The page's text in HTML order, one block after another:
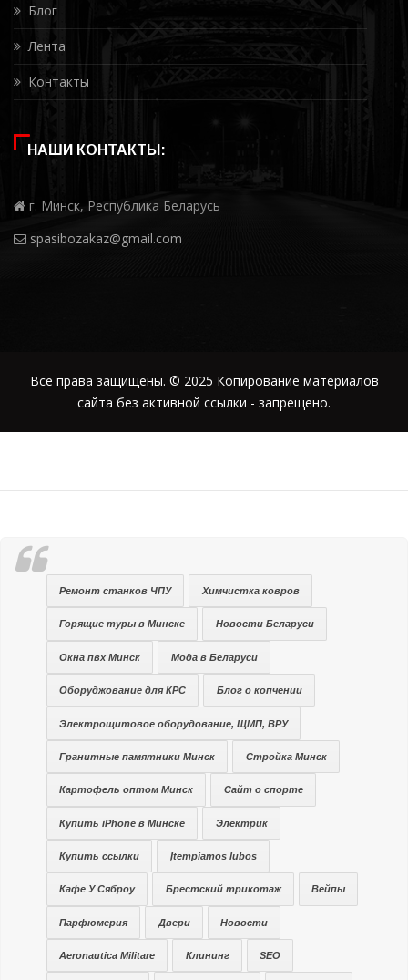
Блог
Лента
Контакты
НАШИ КОНТАКТЫ:
г. Минск, Республика Беларусь
spasibozakaz@gmail.com
Все права защищены. © 2025 Копирование материалов
сайта без активной ссылки - запрещено.
Ремонт станков ЧПУ Химчистка ковров
Горящие туры в Минске Новости Беларуси
Окна пвх Минск Мода в Беларуси
Оборуджование для КРС Блог о копчении
Электрощитовое оборудование, ЩМП, ВРУ
Гранитные памятники Минск Стройка Минск
Картофель оптом Минск Сайт о спорте
Купить iPhone в Минске Электрик
Купить ссылки Įtempiamos lubos
Кафе У Сяброу Брестский трикотаж Вейпы
Парфюмерия Двери Новости
Aeronautica Militare Клининг SEO